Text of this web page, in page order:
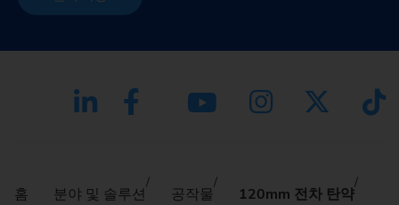
홈 분야 및 솔루션 공작물 120mm 전차 탄약